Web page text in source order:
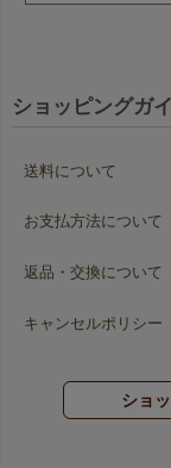
ショッピングガ
送料について
お支払方法について
返品・交換について
キャンセルポリシー
ショ